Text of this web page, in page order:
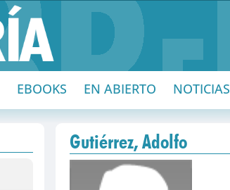
EBOOKS EN ABIERTO NOTICIAS
Gutiérrez, Adolfo